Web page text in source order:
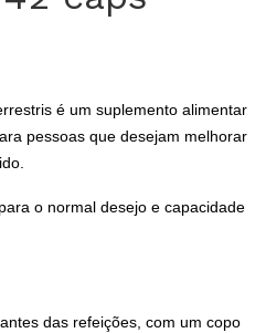
é um suplemento alimentar
pessoas que desejam melhorar
o normal desejo e capacidade
das refeições, com um copo